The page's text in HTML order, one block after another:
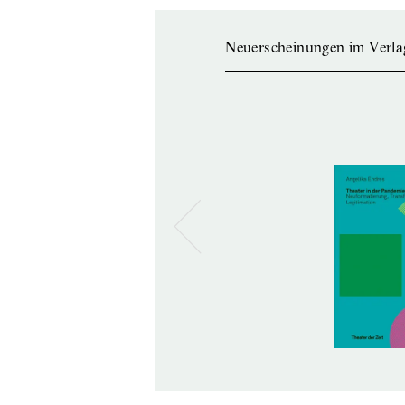
Neuerscheinungen im